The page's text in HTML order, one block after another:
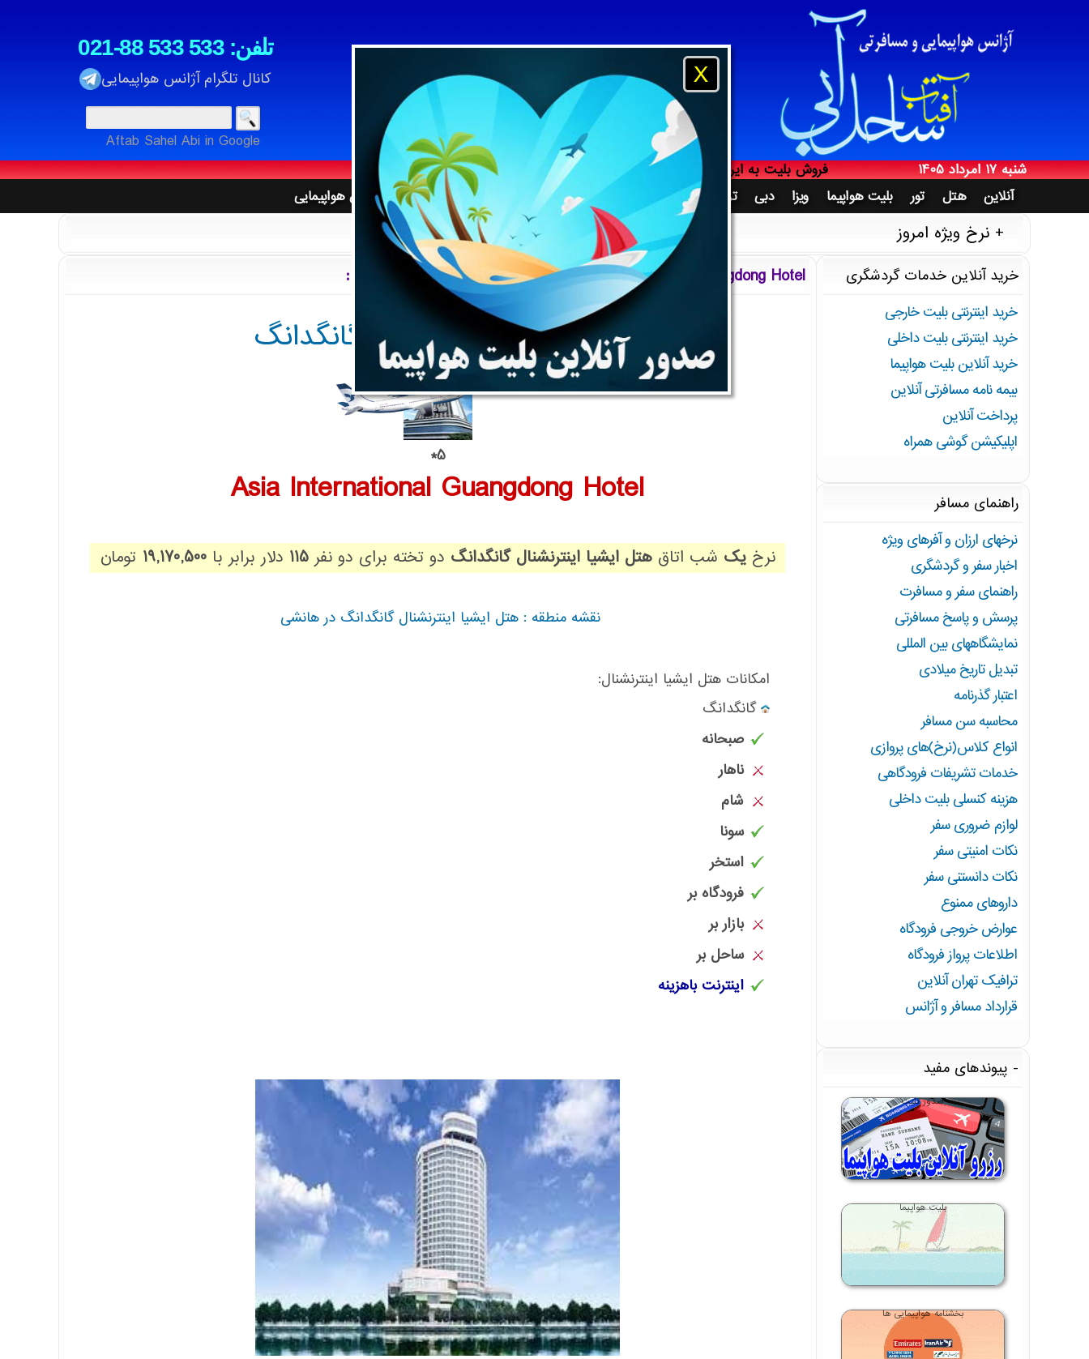
021-88 533 533 :تلفن
کانال تلگرام آژانس هواپیمایی
Aftab Sahel Abi in Google
شنبه 17 امرداد 1405
آژانس هواپیمایی و مسافرتی آفتاب ساحل آبی ، شرکت خدمات مسافرت هوایی و جهانگردی
فروش بلیت به ایرانیان خارج از کشور ، پرداخت پول توسط بانک و دریافت آنلاین بلیت
مجری مستقیم تور دبی ، رزور بهترین هتلهای دبی در سریعترین زمان و بهترین نرخ
صدور بلیت هواپیما و پروازهای داخلی و خارجی ، بلیتهای داخلی ایران ایر ، ماهان ، آسمان ، آتا ، قشم ، معراج ، تابان ، کارون ، زاگرس
خدمات آنلاین مسافرتی ، صدور بلیت هواپیما بصورت اینترنتی و پرداخت از طریق کارتهای شتاب بانکی
فروش بلیت خارجی ترکیش ، امارات ، قطری ، چاینا ساترن ، لوفتانزا ، ایر فلوت ، آلیتالیا ، اکراین ، عمان ، ایژین به شهرهای جهان
پرداخت از طریق سیستم بانکی و دریافت مدارک بدون مراجعه حضوری
مجری مستقیم تور دبی تایلند مالزی ترکیه چین ارمنستان روسیه بالی هند پوکت آنتالیا استانبول
اخذ وقت سفارت و وایز فیش بانکی و دریافت پاسپورت بدون حضور مجدد مسافر
آژانس هواپیمایی و مسافرتی آفتاب ساحل آبی ، شرکت خدمات مسافرت هوایی و جهانگردی
X
آنلاین هتل تور بلیت هواپیما ویزا دبی ترکیه تایلند چین راهنمای مسافر راهنمای آژانس آژانس هواپیمایی
نرخ ویژه امروز
Asia International Guangdong Hotel | هتل ایشیا اینترنشنال گانگدانگ
هتل ایشیا اینترنشنال گانگدانگ
5*
Asia International Guangdong Hotel
نرخ یک شب اتاق هتل ایشیا اینترنشنال گانگدانگ دو تخته برای دو نفر 115 دلار برابر با 19,170,500 تومان
نقشه منطقه : هتل ایشیا اینترنشنال گانگدانگ در هانشی
:امکانات هتل ایشیا اینترنشنال
گانگدانگ
صبحانه
ناهار
شام
سونا
استخر
فرودگاه بر
بازار بر
ساحل بر
اینترنت باهزینه
خرید آنلاین خدمات گردشگری
خرید اینترنتی بلیت خارجی
خرید اینترنتی بلیت داخلی
خرید آنلاین بلیت هواپیما
بیمه نامه مسافرتی آنلاین
پرداخت آنلاین
اپلیکیشن گوشی همراه
راهنمای مسافر
نرخهای ارزان و آفرهای ویژه
اخبار سفر و گردشگری
راهنمای سفر و مسافرت
پرسش و پاسخ مسافرتی
نمایشگاههای بین المللی
تبدیل تاریخ میلادی
اعتبار گذرنامه
محاسبه سن مسافر
انواع کلاس(نرخ)های پروازی
خدمات تشریفات فرودگاهی
هزینه کنسلی بلیت داخلی
لوازم ضروری سفر
نکات امنیتی سفر
نکات دانستنی سفر
داروهای ممنوع
عوارض خروجی فرودگاه
اطلاعات پرواز فرودگاه
ترافیک تهران آنلاین
قرارداد مسافر و آژانس
پیوندهای مفید
صدور بلیت
بلیت هواپیما
بخشنامه هواپیمایی ها